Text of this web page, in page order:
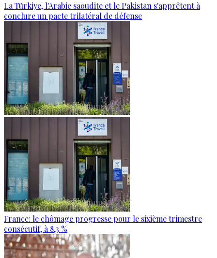
La Türkiye, l'Arabie saoudite et le Pakistan s'apprêtent à
conclure un pacte trilatéral de défense
France: le chômage progresse pour le sixième trimestre
consécutif, à 8,3 %